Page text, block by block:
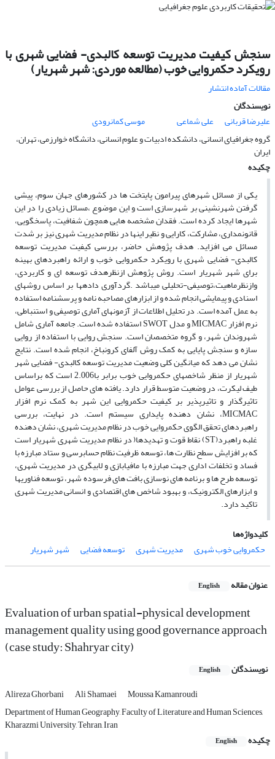
سنجش کیفیت مدیریت توسعه کالبدی- فضایی شهری با
رویکرد حکمروایی خوب (مطالعه موردی: شهر شهریار)
مقالات آماده انتشار
نویسندگان
علیرضا قربانی
علی شماعی
موسی کمانرودی
گروه جغرافیای انسانی، دانشکده ادبیات و علوم انسانی، دانشگاه خوارزمی، تهران،
ایران
چکیده
یکی از مسائل شهرهای پیرامون پایتخت ها در کشورهای جهان سوم، پیشی
گرفتن شهرنشینی بر شهرسازی است و این موضوع ،مسائل زیادی را در این
شهرها ایجاد کرده است. فقدان مشخصه هایی همچون شفافیت، پاسخگویی،
قانونمداری، مشارکت، کارایی و نظیر اینها در نظام مدیریت شهری نیز بر شدت
مسائل می افزاید. هدف پژوهش حاضر، بررسی کیفیت مدیریت توسعه
کالبدی- فضایی شهری با رویکرد حکمروایی خوب و ارائه راهبردهای بهینه
برای شهر شهریار است. روش پژوهش ازنظرهدف توسعه ای و کاربردی،
وازنظرماهیت،توصیفی-تحلیلی میباشد .گردآوری دادهها بر اساس روشهای
اسنادی و پیمایشی انجام شده و از ابزارهای مصاحبه نامه و پرسشنامه استفاده
به عمل آمده است. در تحلیل اطلاعات از آزمونهای آماری توصیفی و استنباطی،
نرم افزار MICMAC و مدل SWOT استفاده شده است. جامعه آماری شامل
شهروندان شهر، و گروه متخصصان است. سنجش روایی با استفاده از روایی
سازه و سنجش پایایی به کمک روش آلفای کرونباخ، انجام شده است. نتایج
نشان می دهد که میانگین کلی وضعیت مدیریت توسعه کالبدی- فضایی شهر
شهریار از منظر شاخصهای حکمروایی خوب برابر با2.006 است که براساس
طیف لیکرت، در وضعیت متوسط قرار دارد. یافته های حاصل از بررسی عوامل
تاثیرگذار و تاثیرپذیر بر کیفیت حکمروایی این شهر به کمک نرم افزار
MICMAC، نشان دهنده پایداری سیستم است. در نهایت، بررسی
راهبردهای تحقق الگوی حکمروایی خوب در نظام مدیریت شهری، نشان دهنده
غلبه راهبرد(ST) نقاط قوت و تهدیدها( در نظام مدیریت شهری شهریار است
که بر افزایش سطح نظارت ها، توسعه ظرفیت نظام حسابرسی و ستاد مبارزه با
فساد و تخلفات اداری جهت مبارزه با مافیابازی و لابیگری در مدیریت شهری،
توسعه طرح ها و برنامه های نوسازی بافت های فرسوده شهر، توسعه فناوریها
و ابزارهای الکترونیک، و بهبود شاخص های اقتصادی و انسانی مدیریت شهری
تاکید دارد.
کلیدواژه‌ها
حکمروایی خوب شهری
مدیریت شهری توسعه فضایی شهر شهریار
عنوان مقاله English
Evaluation of urban spatial-physical development
management quality using good governance approach
(case study: Shahryar city)
نویسندگان English
Alireza Ghorbani Ali Shamaei
Moussa Kamanroudi
Department of Human Geography, Faculty of Literature and Human Sciences,
Kharazmi University, Tehran, Iran
چکیده
English